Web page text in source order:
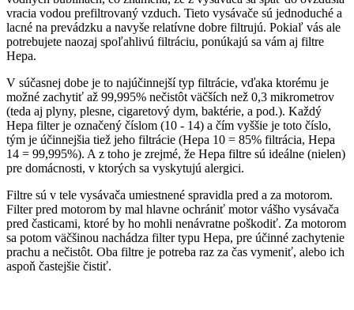
vracia vodou prefiltrovaný vzduch. Tieto vysávače sú jednoduché a
lacné na prevádzku a navyše relatívne dobre filtrujú. Pokiaľ vás ale
potrebujete naozaj spoľahlivú filtráciu, ponúkajú sa vám aj filtre
Hepa.
V súčasnej dobe je to najúčinnejší typ filtrácie, vďaka ktorému je
možné zachytiť až 99,995% nečistôt väčších než 0,3 mikrometrov
(teda aj plyny, plesne, cigaretový dym, baktérie, a pod.). Každý
Hepa filter je označený číslom (10 - 14) a čím vyššie je toto číslo,
tým je účinnejšia tiež jeho filtrácie (Hepa 10 = 85% filtrácia, Hepa
14 = 99,995%). A z toho je zrejmé, že Hepa filtre sú ideálne (nielen)
pre domácnosti, v ktorých sa vyskytujú alergici.
Filtre sú v tele vysávača umiestnené spravidla pred a za motorom.
Filter pred motorom by mal hlavne ochrániť motor vášho vysávača
pred časticami, ktoré by ho mohli nenávratne poškodiť. Za motorom
sa potom väčšinou nachádza filter typu Hepa, pre účinné zachytenie
prachu a nečistôt. Oba filtre je potreba raz za čas vymeniť, alebo ich
aspoň častejšie čistiť.